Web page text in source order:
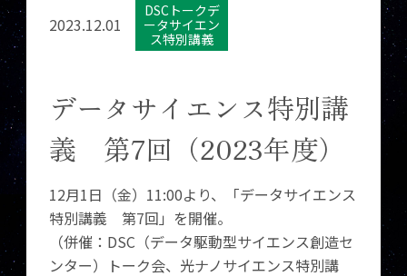
2023.12.01
DSCトークデ
ータサイエン
ス特別講義
データサイエンス特別講
義 第7回（2023年度）
12月1日（金）11:00より、「データサイエンス
特別講義 第7回」を開催。
（併催：DSC（データ駆動型サイエンス創造セ
ンター）トーク会、光ナノサイエンス特別講